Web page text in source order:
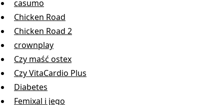
casumo
Chicken Road
Chicken Road 2
crownplay
Czy maść ostex
Czy VitaCardio Plus
Diabetes
Femixal i jego